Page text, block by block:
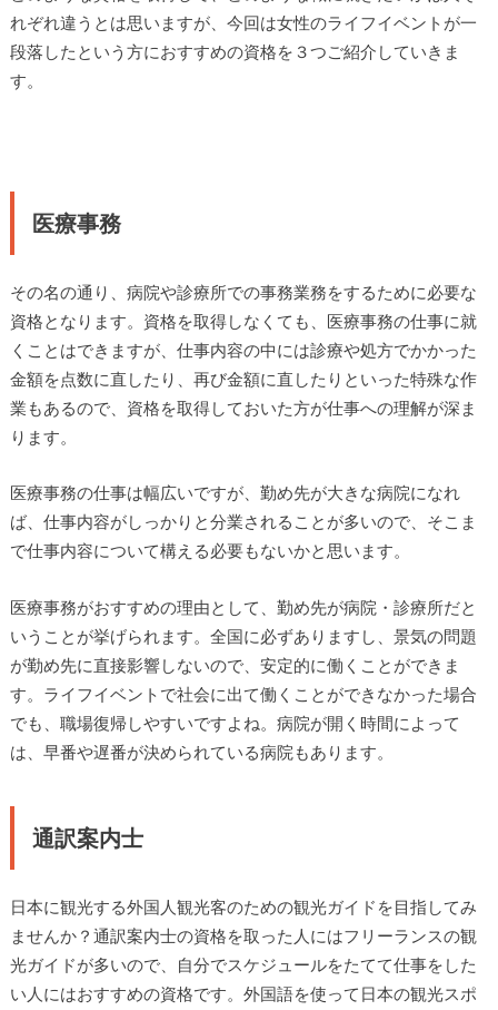
れぞれ違うとは思いますが、今回は女性のライフイベントが一
段落したという方におすすめの資格を３つご紹介していきま
す。
医療事務
その名の通り、病院や診療所での事務業務をするために必要な
資格となります。資格を取得しなくても、医療事務の仕事に就
くことはできますが、仕事内容の中には診療や処方でかかった
金額を点数に直したり、再び金額に直したりといった特殊な作
業もあるので、資格を取得しておいた方が仕事への理解が深ま
ります。
医療事務の仕事は幅広いですが、勤め先が大きな病院になれ
ば、仕事内容がしっかりと分業されることが多いので、そこま
で仕事内容について構える必要もないかと思います。
医療事務がおすすめの理由として、勤め先が病院・診療所だと
いうことが挙げられます。全国に必ずありますし、景気の問題
が勤め先に直接影響しないので、安定的に働くことができま
す。ライフイベントで社会に出て働くことができなかった場合
でも、職場復帰しやすいですよね。病院が開く時間によって
は、早番や遅番が決められている病院もあります。
通訳案内士
日本に観光する外国人観光客のための観光ガイドを目指してみ
ませんか？通訳案内士の資格を取った人にはフリーランスの観
光ガイドが多いので、自分でスケジュールをたてて仕事をした
い人にはおすすめの資格です。外国語を使って日本の観光スポ